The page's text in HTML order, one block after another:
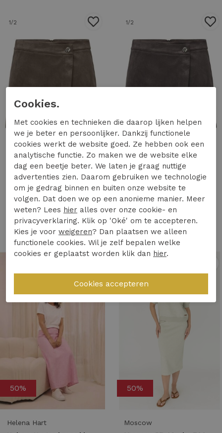
1/2
Only
29,99
1/2
Only
50%
Helena Hart
50%
Moscow
Cookies.
Met cookies en technieken die daarop lijken helpen
we je beter en persoonlijker. Dankzij functionele
cookies werkt de website goed. Ze hebben ook een
analytische functie. Zo maken we de website elke
dag een beetje beter. We laten je graag nuttige
advertenties zien. Daarom gebruiken we technologie
om je gedrag binnen en buiten onze website te
volgen. Dat doen we op een anonieme manier. Meer
weten? Lees hier alles over onze cookie- en
privacyverklaring. Klik op 'Oké' om te accepteren.
Kies je voor weigeren? Dan plaatsen we alleen
functionele cookies. Wil je zelf bepalen welke
cookies er geplaatst worden klik dan hier.